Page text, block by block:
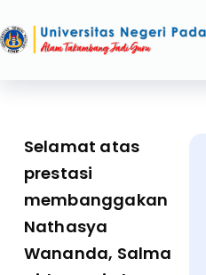
Selamat atas
prestasi
membanggakan
Nathasya
Wananda, Salma